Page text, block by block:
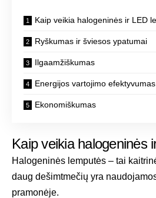
Kaip veikia halogeninės ir LED
Ryškumas ir šviesos ypatumai
Ilgaamžiškumas
Energijos vartojimo
Ekonomiškumas
Kaip veikia halogeninės
Halogeninės lemputės – tai
daug dešimtmečių yra
pramonėje.